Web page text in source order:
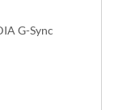
G-Sync